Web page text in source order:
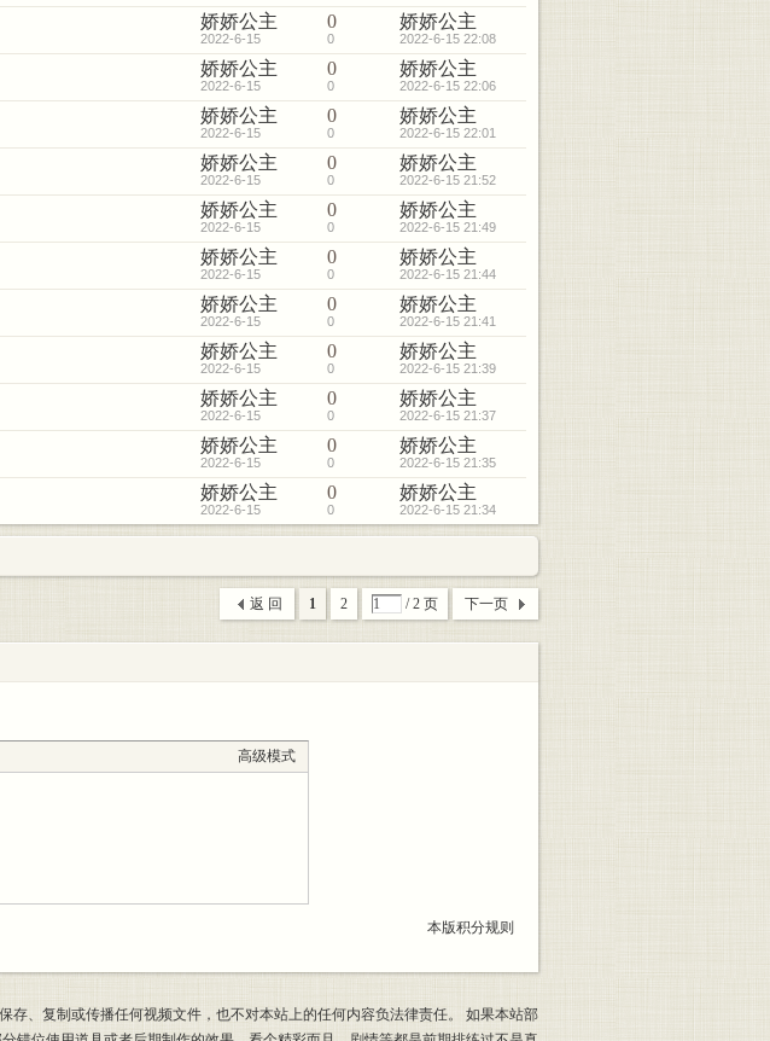
娇娇公主
2022-6-15
0
0
娇娇公主
2022-6-15 22:08
娇娇公主
2022-6-15
0
0
娇娇公主
2022-6-15 22:06
娇娇公主
2022-6-15
0
0
娇娇公主
2022-6-15 22:01
娇娇公主
2022-6-15
0
0
娇娇公主
2022-6-15 21:52
娇娇公主
2022-6-15
0
0
娇娇公主
2022-6-15 21:49
娇娇公主
2022-6-15
0
0
娇娇公主
2022-6-15 21:44
娇娇公主
2022-6-15
0
0
娇娇公主
2022-6-15 21:41
娇娇公主
2022-6-15
0
0
娇娇公主
2022-6-15 21:39
娇娇公主
2022-6-15
0
0
娇娇公主
2022-6-15 21:37
娇娇公主
2022-6-15
0
0
娇娇公主
2022-6-15 21:35
娇娇公主
2022-6-15
0
0
娇娇公主
2022-6-15 21:34
1 2 / 2 页 下一页
返 回
高级模式
本版积分规则
存、复制或传播任何视频文件，也不对本站上的任何内容负法律责任。 如果本站部